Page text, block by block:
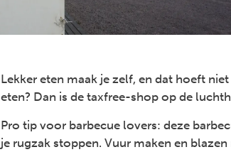
Lekker eten maak je zelf, en dat hoeft
eten? Dan is de taxfree-shop op de
Pro tip voor barbecue lovers: deze
je rugzak stoppen. Vuur maken en